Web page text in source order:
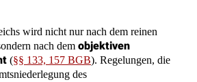
wird nicht nur nach dem reinen
nach dem objektiven
(§§ 133, 157 BGB). Regelungen, die
des